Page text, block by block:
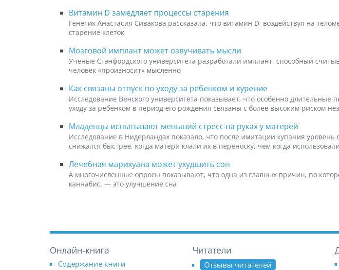
Витамин D замедляет процессы старения
Генетик Анастасия Сивакова рассказала, что витамин D, воздействуя на
старение клеток
Мозговой имплант может озвучивать мысли
Ученые Стэнфордского университета разработали имплант, способный
человек «произносит» мысленно
Как связаны отпуск по уходу за ребенком и курение
Исследование Венского университета показывает, что особенно длительные
уходу за ребенком в период его рождения связаны с более высоким риском
Младенцы испытывают меньший стресс на руках у матерей
Исследование в Нидерландах показало, что после имитации купания уровень
снижался быстрее, когда матери клали их в переноску, чем когда
Лечебная марихуана может ухудшить сон
А многочисленные опросы показывают, что одна из главных причин, по
каннабис, — это улучшение сна
Онлайн-книга
Содержание книги
Читатели
Отзывы читателей